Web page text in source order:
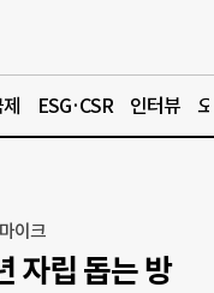
ESG·CSR 인터뷰
이크
자립 돕는 방